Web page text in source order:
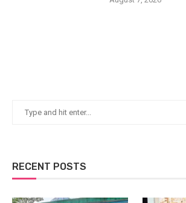
RECENT POSTS